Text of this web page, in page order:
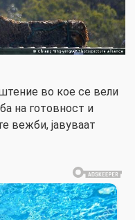
во кое се вели
на готовност и
вежби, јавуваат